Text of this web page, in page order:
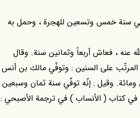
في سنة خمس وتسعين للهجرة ، وحمل به
عنه ، فعاش أربعاً وثمانين سنة. وقال
المرتّب على السنين : وتوفّي مالك بن أنس
وقيل : إنّه توفّي سنة ثمان وسبعين
في كتاب ( الأنساب ) في ترجمة الأصبحي :